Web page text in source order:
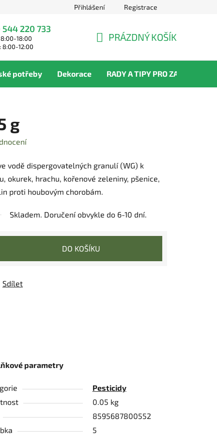
Přihlášení Registrace
220 733
18:00
8:00-12:00
KOŠÍK
PRÁZDNÝ KOŠÍK
potřeby Dekorace RADY A TIPY PRO ZAHRADNÍKY
g
vodě dispergovatelných granulí (WG) k
okurek, hrachu, kořenové zeleniny, pšenice,
proti houbovým chorobám.
Skladem. Doručení obvykle do 6-10 dní.
DO KOŠÍKU
Sdílet
parametry
Pesticidy
0.05 kg
8595687800552
5